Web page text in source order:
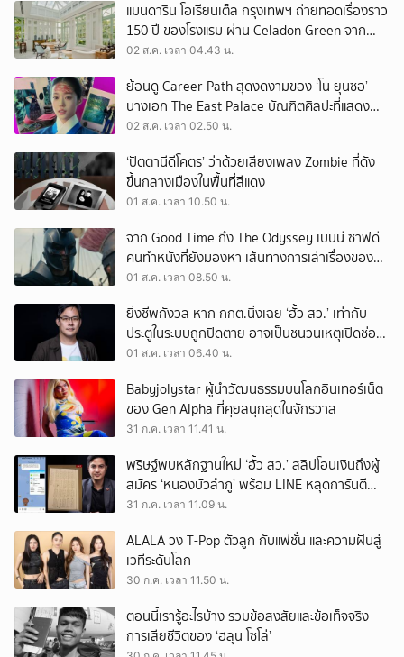
แมนดาริน โอเรียนเต็ล กรุงเทพฯ ถ่ายทอดเรื่องราว
150 ปี ของโรงแรม ผ่าน Celadon Green จาก
เครื่องศิลาดล
02 ส.ค. เวลา 04.43 น.
ย้อนดู Career Path สุดงดงามของ ‘โน ยุนซอ’
นางเอก The East Palace บัณฑิตศิลปะที่แสดง
เรื่องไหนก็ปัง
02 ส.ค. เวลา 02.50 น.
‘ปัตตานีดีโคตร’ ว่าด้วยเสียงเพลง Zombie ที่ดัง
ขึ้นกลางเมืองในพื้นที่สีแดง
01 ส.ค. เวลา 10.50 น.
จาก Good Time ถึง The Odyssey เบนนี ซาฟดี
คนทำหนังที่ยังมองหา เส้นทางการเล่าเรื่องของตัว
เอง
01 ส.ค. เวลา 08.50 น.
ยิ่งชีพกังวล หาก กกต.นิ่งเฉย ‘ฮั้ว สว.’ เท่ากับ
ประตูในระบบถูกปิดตาย อาจเป็นชนวนเหตุเปิดช่อง
‘ลงถนน’
01 ส.ค. เวลา 06.40 น.
Babyjolystar ผู้นำวัฒนธรรมบนโลกอินเทอร์เน็ต
ของ Gen Alpha ที่คุยสนุกสุดในจักรวาล
31 ก.ค. เวลา 11.41 น.
พริษฐ์พบหลักฐานใหม่ ‘ฮั้ว สว.’ สลิปโอนเงินถึงผู้
สมัคร ‘หนองบัวลำภู’ พร้อม LINE หลุดการันตี
ตำแหน่ง
31 ก.ค. เวลา 11.09 น.
ALALA วง T-Pop ตัวลูก กับแฟชั่น และความฝันสู่
เวทีระดับโลก
30 ก.ค. เวลา 11.50 น.
ตอนนี้เรารู้อะไรบ้าง รวมข้อสงสัยและข้อเท็จจริง
การเสียชีวิตของ ‘ฮลุน โซโล่’